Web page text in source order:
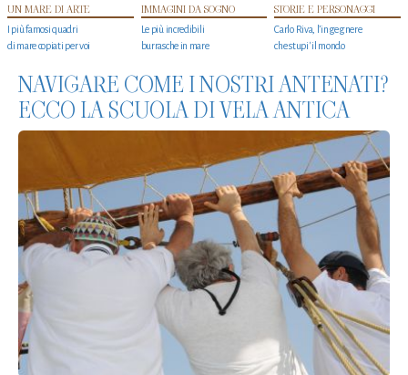
UN MARE DI ARTE
I più famosi quadri
di mare copiati per voi
IMMAGINI DA SOGNO
Le più incredibili
burrasche in mare
STORIE E PERSONAGGI
Carlo Riva, l’ingegnere
che stupi' il mondo
NAVIGARE COME I NOSTRI ANTENATI?
ECCO LA SCUOLA DI VELA ANTICA